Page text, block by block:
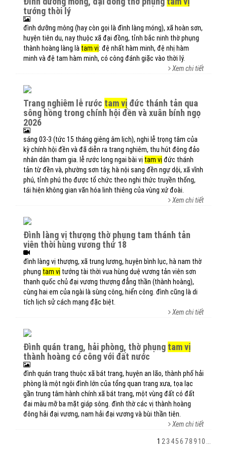
tướng thời lý
đình dưỡng mông (hay còn gọi là đình làng móng), xã hoàn sơn,
huyện tiên du, nay thuộc xã đại đồng, tỉnh bắc ninh thờ phụng
thành hoàng làng là tam vị: đệ nhất hàm minh, đệ nhị hàm
minh và đệ tam hàm minh, có công đánh giặc vào thời lý.
Xem chi tiết
trang nghiêm lễ rước tam vị đức thánh tản qua
sông hồng trong chính hội đền và xuân bính ngọ
2026
sáng 03-3 (tức 15 tháng giêng âm lịch), nghi lễ trọng tâm của
kỳ chính hội đền và đã diễn ra trang nghiêm, thu hút đông đảo
nhân dân tham gia. lễ rước long ngai bài vị tam vị đức thánh
tản từ đền và, phường sơn tây, hà nội sang đền ngự dội, xã vĩnh
phú, tỉnh phú thọ được tổ chức theo nghi thức truyền thống,
tái hiện không gian văn hóa linh thiêng của vùng xứ đoài.
Xem chi tiết
đình làng vị thượng thờ phụng tam thánh tản
viên thời hùng vương thứ 18
đình làng vị thượng, xã trung lương, huyện bình lục, hà nam thờ
phụng tam vị tướng tài thời vua hùng duệ vương tản viên sơn
thanh quốc chủ đại vương thượng đẳng thần (thành hoàng),
cùng hai em của ngài là sùng công, hiển công. đình cũng là di
tích lịch sử cách mạng đặc biệt.
Xem chi tiết
đình quán trang, hải phòng, thờ phụng tam vị
thành hoàng có công với đất nước
đình quán trang thuộc xã bát trang, huyện an lão, thành phố hải
phòng là một ngôi đình lớn của tổng quan trang xưa, tọa lạc
gần trung tâm hành chính xã bát trang, một vùng đất có đất
đai màu mỡ ba mặt giáp sông. đình thờ các vị thành hoàng
đông hải đại vương, nam hải đại vương và bùi thần tiên.
Xem chi tiết
1 2 3 456 789 10